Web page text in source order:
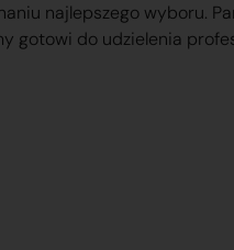
najlepszego wyboru.
gotowi do udzielenia